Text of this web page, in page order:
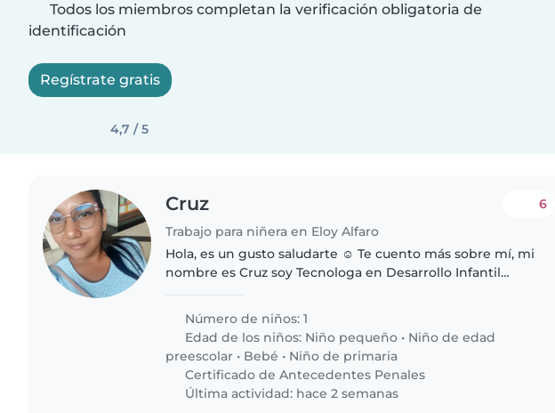
Todos los miembros completan la verificación obligatoria de
identificación
Regístrate gratis
4,7 / 5
Cruz
Trabajo para niñera en Eloy Alfaro
6
Hola, es un gusto saludarte ☺️ Te cuento más sobre mí, mi
nombre es Cruz soy Tecnologa en Desarrollo Infantil
educadora en..
Número de niños: 1
Edad de los niños: Niño pequeño • Niño de edad
preescolar • Bebé • Niño de primaria
Certificado de Antecedentes Penales
Última actividad: hace 2 semanas